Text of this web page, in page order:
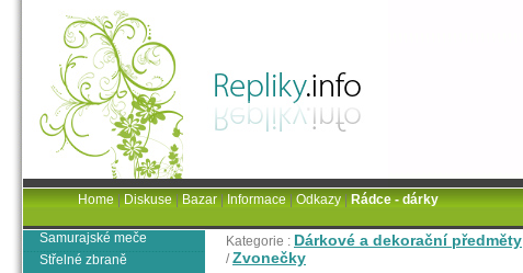
Kategorie : Dárkové a dekorační předměty
/Zvonečky
Samurajské meče
Střelné zbraně
Home|Diskuse|Bazar|Informace|Odkazy|Rádce - dárky